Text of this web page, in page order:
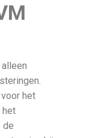
het
het
de